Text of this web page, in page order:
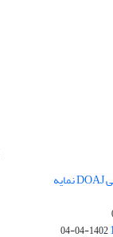
مجله فیزیک زمین و فضا در پایگاه بین المللی DOAJ نمایه
1402-04-04